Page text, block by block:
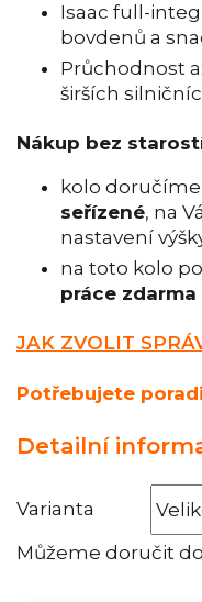
Varianta
Můžeme doručit
Isaac full-
bovdenů a
Průchodnost
širších
Nákup bez
kolo
seřízené, na
nastavení
na toto kolo
práce
JAK ZVOLIT
Potřebujete
Detailní